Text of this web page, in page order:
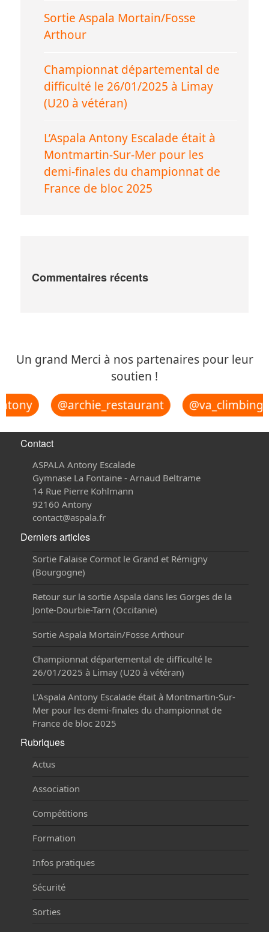
Sortie Aspala Mortain/Fosse
Arthour
Championnat départemental de
difficulté le 26/01/2025 à Limay
(U20 à vétéran)
L’Aspala Antony Escalade était à
Montmartin-Sur-Mer pour les
demi-finales du championnat de
France de bloc 2025
Commentaires récents
Un grand Merci à nos partenaires pour leur
soutien !
@archie_restaurant
Contact
ASPALA Antony Escalade
Gymnase La Fontaine - Arnaud Beltrame
14 Rue Pierre Kohlmann
92160 Antony
contact@aspala.fr
Derniers articles
Sortie Falaise Cormot le Grand et Rémigny
(Bourgogne)
Retour sur la sortie Aspala dans les Gorges de la
Jonte-Dourbie-Tarn (Occitanie)
Sortie Aspala Mortain/Fosse Arthour
Championnat départemental de difficulté le
26/01/2025 à Limay (U20 à vétéran)
L’Aspala Antony Escalade était à Montmartin-Sur-
Mer pour les demi-finales du championnat de
France de bloc 2025
Rubriques
Actus
Association
Compétitions
Formation
Infos pratiques
Sécurité
Sorties